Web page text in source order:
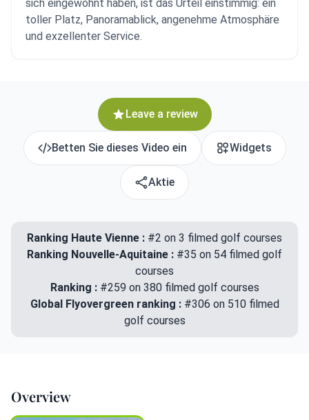
sich eingewöhnt haben, ist das Urteil einstimmig: ein
toller Platz, Panoramablick, angenehme Atmosphäre
und exzellenter Service.
Leave a review
Betten Sie dieses Video ein Widgets
Aktie
Ranking Haute Vienne : #2 on 3 filmed golf courses
Ranking Nouvelle-Aquitaine : #35 on 54 filmed golf
courses
Ranking : #259 on 380 filmed golf courses
Global Flyovergreen ranking : #306 on 510 filmed
golf courses
Overview